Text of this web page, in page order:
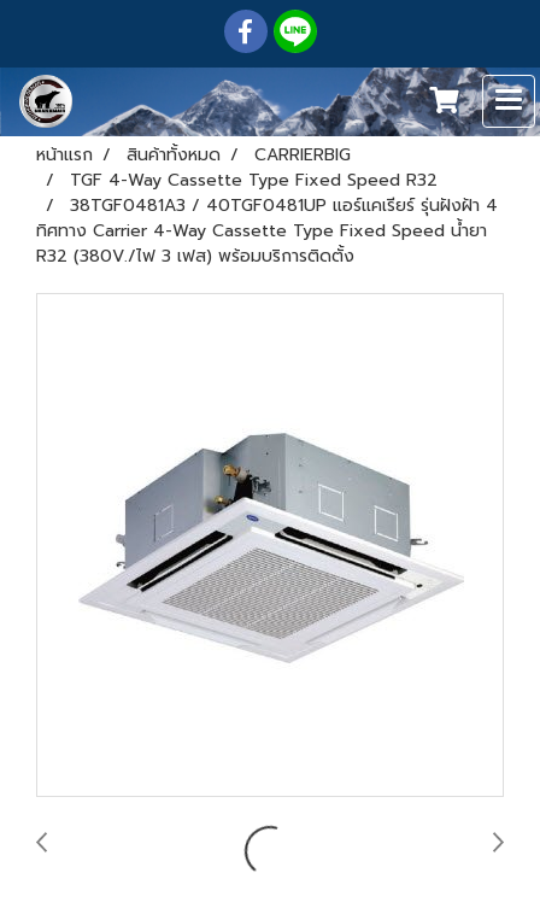
หน้าแรก สินค้าทั้งหมด
CARRIERBIG
TGF 4-Way Cassette Type Fixed Speed R32
38TGF0481A3 / 40TGF0481UP แอร์แคเรียร์ รุ่นฝังฝ้า 4
ทิศทาง Carrier 4-Way Cassette Type Fixed Speed น้ำยา
R32 (380V./ไฟ 3 เฟส) พร้อมบริการติดตั้ง